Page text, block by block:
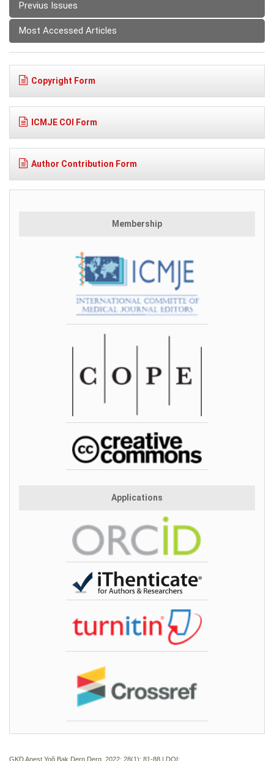
Previus Issues
Most Accessed Articles
Copyright Form
ICMJE COI Form
Author Contribution Form
Membership
Applications
GKD Anest Yoğ Bak Dern Derg. 2022; 28(1): 81-88 | DOI: